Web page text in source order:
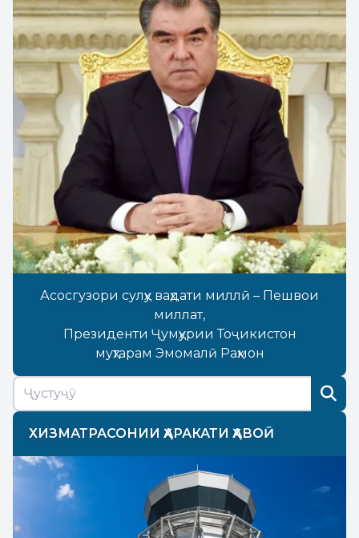
Асосгузори сулҳу ваҳдати миллӣ – Пешвои
миллат,
Президенти Ҷумҳурии Тоҷикистон
муҳтарам Эмомалӣ Раҳмон
ХИЗМАТРАСОНИИ ҲАРАКАТИ ҲАВОӢ